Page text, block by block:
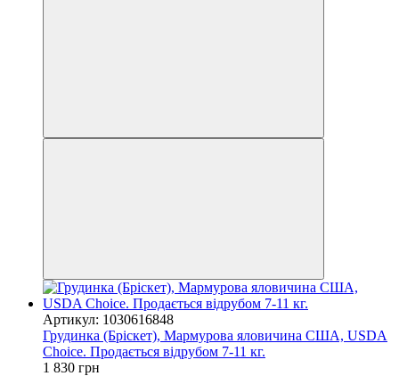
Артикул: 1030616848
Грудинка (Бріскет), Мармурова яловичина США, USDA
Choice. Продається відрубом 7-11 кг.
1 830 грн